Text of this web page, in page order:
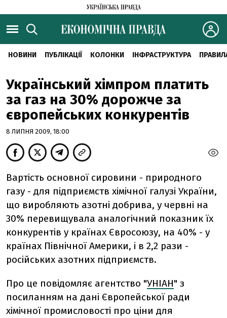
НОВИНИ ПУБЛІКАЦІЇ КОЛОНКИ ІНФРАСТРУКТУРА
Український хімпром платить
за газ на 30% дорожче за
європейських конкурентів
8 ЛИПНЯ 2009, 18:00
Вартість основної сировини - природного
газу - для підприємств хімічної галузі України,
що виробляють азотні добрива, у червні на
30% перевищувала аналогічний показник їх
конкурентів у країнах Євросоюзу, на 40% - у
країнах Північної Америки, і в 2,2 рази -
російських азотних підприємств.
Про це повідомляє агентство "УНІАН" з
посиланням на дані Європейської ради
хімічної промисловості про ціни для